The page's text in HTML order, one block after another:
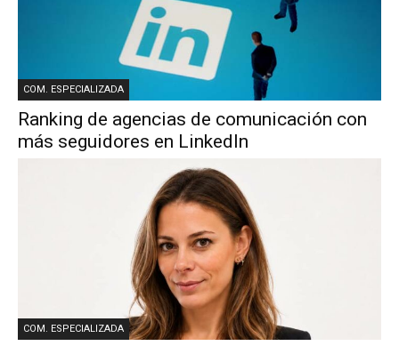
COM. ESPECIALIZADA
Ranking de agencias de comunicación con
más seguidores en LinkedIn
COM. ESPECIALIZADA